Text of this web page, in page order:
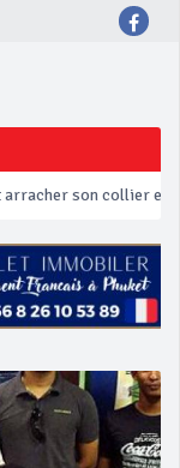
arracher son collier en
Songkran
of Danger’ de